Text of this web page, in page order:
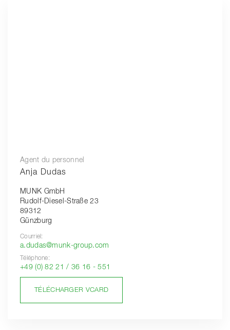
Agent du personnel
Anja Dudas
MUNK GmbH
Rudolf-Diesel-Straße 23
89312
Günzburg
Courriel:
a.dudas@munk-group.com
Téléphone:
+49 (0) 82 21 / 36 16 - 551
TÉLÉCHARGER VCARD